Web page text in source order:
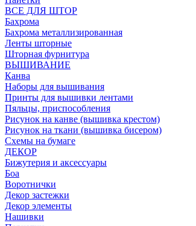
ВСЕ ДЛЯ ШТОР
Бахрома
Бахрома металлизированная
Ленты шторные
Шторная фурнитура
ВЫШИВАНИЕ
Канва
Наборы для вышивания
Принты для вышивки лентами
Пяльцы, приспособления
Рисунок на канве (вышивка крестом)
Рисунок на ткани (вышивка бисером)
Схемы на бумаге
ДЕКОР
Бижутерия и аксессуары
Боа
Воротнички
Декор застежки
Декор элементы
Нашивки